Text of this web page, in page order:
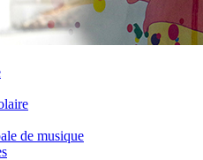
de musique